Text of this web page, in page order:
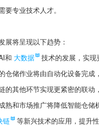
要专业技术人才。
展将呈现以下趋势：
和 大数据
技术的发展，实现
仓储作业将由自动化设备完成
的其他环节实现更紧密的联动
熟和市场推广将降低智能仓储
链
等新兴技术的应用，提升